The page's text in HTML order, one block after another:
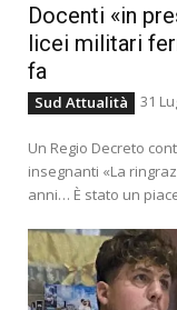
Docenti «in
licei militari
fa
Sud Attualità 31
Un Regio Decreto
insegnanti «La
anni… È stato un